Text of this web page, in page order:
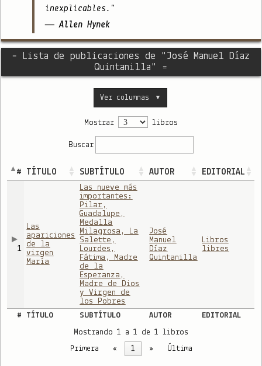
inexplicables."
— Allen Hynek
= Lista de publicaciones de "José Manuel Díaz
Quintanilla" =
Ver columnas ▼
Mostrar libros
Buscar
# TÍTULO SUBTÍTULO AUTOR EDITORIAL
1
Las
apariciones
de la
virgen
María
Las nueve más
importantes:
Pilar,
Guadalupe,
Medalla
Milagrosa, La
Salette,
Lourdes,
Fátima, Madre
de la
Esperanza,
Madre de Dios
y Virgen de
los Pobres
José
Manuel
Díaz
Quintanilla
Libros
libres
# TÍTULO SUBTÍTULO AUTOR
EDITORIAL
Mostrando 1 a 1 de 1 libros
Primera « 1 » Última